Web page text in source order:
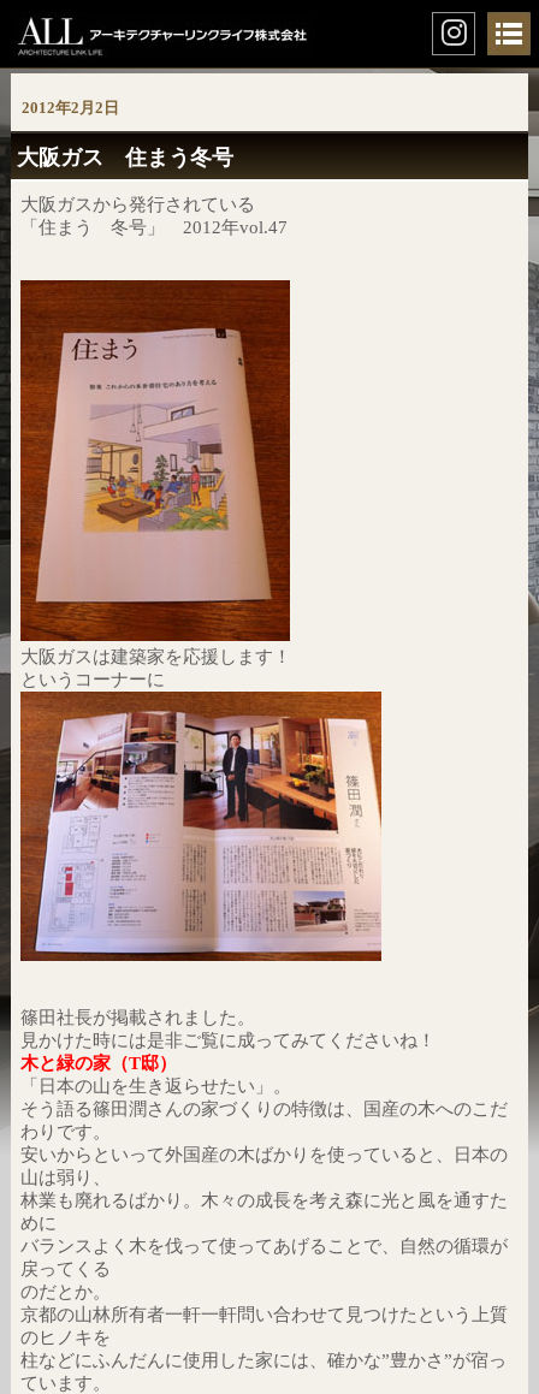
2012年2月2日
大阪ガス 住まう冬号
大阪ガスから発行されている
「住まう 冬号」 2012年vol.47
大阪ガスは建築家を応援します！
というコーナーに
篠田社長が掲載されました。
見かけた時には是非ご覧に成ってみてくださいね！
木と緑の家（T邸）
「日本の山を生き返らせたい」。
そう語る篠田潤さんの家づくりの特徴は、国産の木へのこだ
わりです。
安いからといって外国産の木ばかりを使っていると、日本の
山は弱り、
林業も廃れるばかり。木々の成長を考え森に光と風を通すた
めに
バランスよく木を伐って使ってあげることで、自然の循環が
戻ってくる
のだとか。
京都の山林所有者一軒一軒問い合わせて見つけたという上質
のヒノキを
柱などにふんだんに使用した家には、確かな”豊かさ”が宿っ
ています。